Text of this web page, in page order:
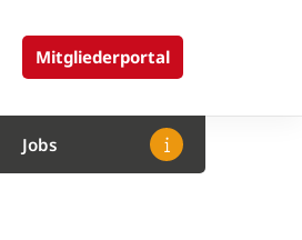
Mitgliederportal
Jobs